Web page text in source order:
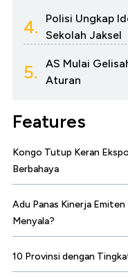
4.
Polisi Ungkap
Sekolah Jaksel
5.
AS Mulai
Aturan
Features
Kongo Tutup Keran
Berbahaya
Adu Panas Kinerja Emiten
Menyala?
10 Provinsi dengan